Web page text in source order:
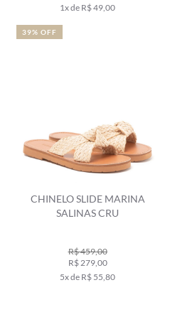
1x de R$ 49,00
CHINELO SLIDE MARINA
SALINAS CRU
R$ 459,00
R$ 279,00
5x de R$ 55,80
39% OFF